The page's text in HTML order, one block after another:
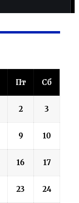
Пт Сб
2 3
9 10
16 17
23 24